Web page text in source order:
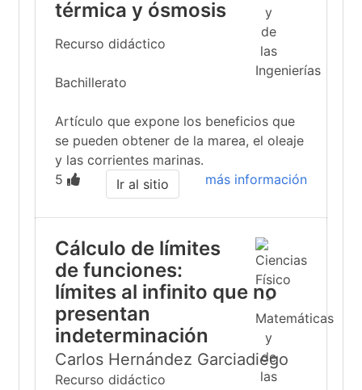
térmica y ósmosis
Recurso didáctico
Bachillerato
Artículo que expone los beneficios que
se pueden obtener de la marea, el oleaje
y las corrientes marinas.
5
más información
Ir al sitio
Cálculo de límites
de funciones:
límites al infinito que no
presentan
indeterminación
Carlos Hernández Garciadiego
Recurso didáctico